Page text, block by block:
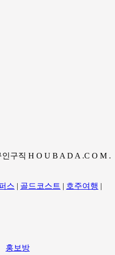
구직 H O U B A D A .C O M .
스 | 골드코스트 | 호주여행 |
홍보방